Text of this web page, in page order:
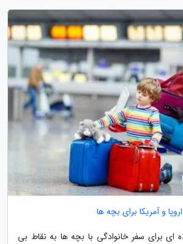
و آمریکا برای بچه ها
ای برای سفر خانوادگی با بچه ها به نقاط بی